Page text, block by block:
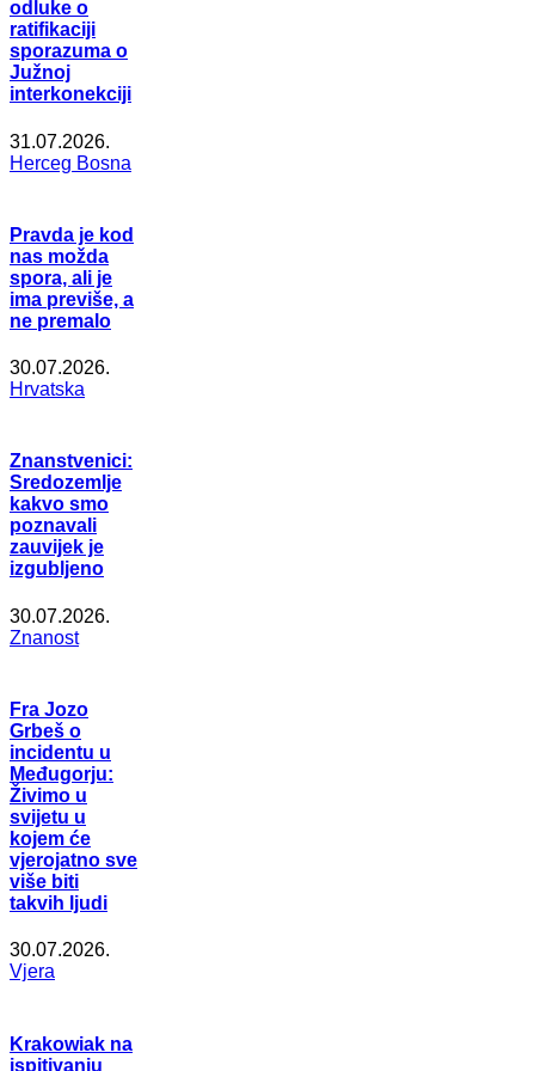
odluke o
ratifikaciji
sporazuma o
Južnoj
interkonekciji
31.07.2026.
Herceg Bosna
Pravda je kod
nas možda
spora, ali je
ima previše, a
ne premalo
30.07.2026.
Hrvatska
Znanstvenici:
Sredozemlje
kakvo smo
poznavali
zauvijek je
izgubljeno
30.07.2026.
Znanost
Fra Jozo
Grbeš o
incidentu u
Međugorju:
Živimo u
svijetu u
kojem će
vjerojatno sve
više biti
takvih ljudi
30.07.2026.
Vjera
Krakowiak na
ispitivanju